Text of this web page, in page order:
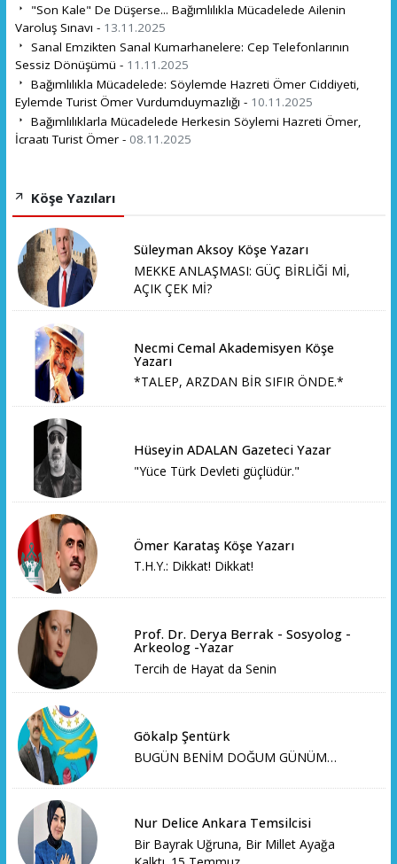
"Son Kale" De Düşerse... Bağımlılıkla Mücadelede Ailenin
Varoluş Sınavı - 13.11.2025
Sanal Emzikten Sanal Kumarhanelere: Cep Telefonlarının
Sessiz Dönüşümü - 11.11.2025
Bağımlılıkla Mücadelede: Söylemde Hazreti Ömer Ciddiyeti,
Eylemde Turist Ömer Vurdumduymazlığı - 10.11.2025
Bağımlılıklarla Mücadelede Herkesin Söylemi Hazreti Ömer,
İcraatı Turist Ömer - 08.11.2025
Köşe Yazıları
Süleyman Aksoy Köşe Yazarı
MEKKE ANLAŞMASI: GÜÇ BİRLİĞİ Mİ,
AÇIK ÇEK Mİ?
Necmi Cemal Akademisyen Köşe
Yazarı
*TALEP, ARZDAN BİR SIFIR ÖNDE.*
Hüseyin ADALAN Gazeteci Yazar
"Yüce Türk Devleti güçlüdür."
Ömer Karataş Köşe Yazarı
T.H.Y.: Dikkat! Dikkat!
Prof. Dr. Derya Berrak - Sosyolog -
Arkeolog -Yazar
Tercih de Hayat da Senin
Gökalp Şentürk
BUGÜN BENİM DOĞUM GÜNÜM…
Nur Delice Ankara Temsilcisi
Bir Bayrak Uğruna, Bir Millet Ayağa